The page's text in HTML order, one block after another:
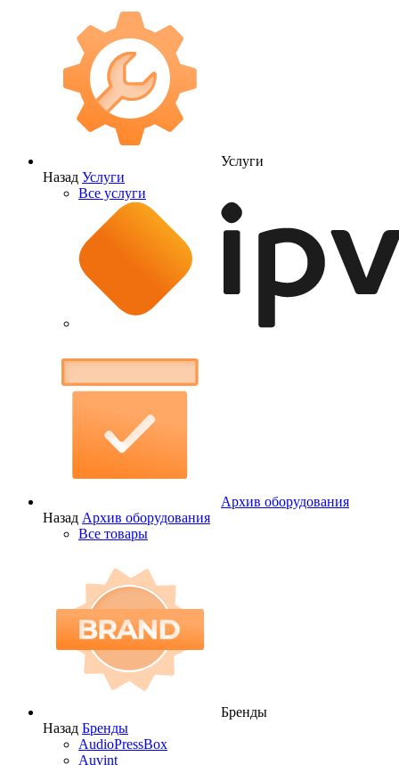
Услуги
Назад Услуги
Все услуги
Архив оборудования
Назад Архив оборудования
Все товары
Бренды
Назад Бренды
AudioPressBox
Auvint